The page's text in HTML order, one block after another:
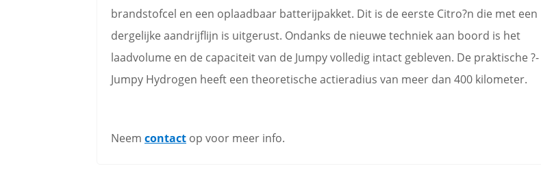
brandstofcel en een oplaadbaar batterijpakket. Dit is de eerste Citro?n die met een
dergelijke aandrijflijn is uitgerust. Ondanks de nieuwe techniek aan boord is het
laadvolume en de capaciteit van de Jumpy volledig intact gebleven. De praktische ?-
Jumpy Hydrogen heeft een theoretische actieradius van meer dan 400 kilometer.
Neem contact op voor meer info.